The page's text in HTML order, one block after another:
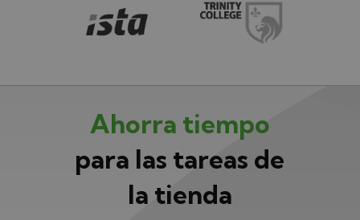
Ahorra tiempo
para las tareas de
la tienda